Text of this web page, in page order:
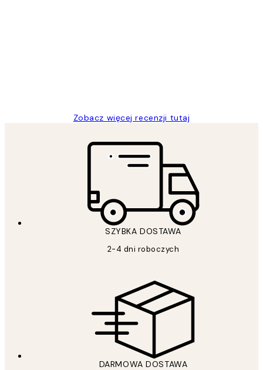
Zobacz więcej recenzji tutaj
SZYBKA DOSTAWA
2-4 dni roboczych
DARMOWA DOSTAWA